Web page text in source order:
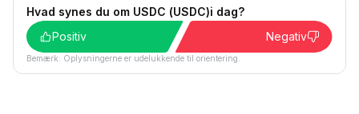
Hvad synes du om USDC (USDC)i dag?
Positiv
Negativ
Bemærk: Oplysningerne er udelukkende til orientering.